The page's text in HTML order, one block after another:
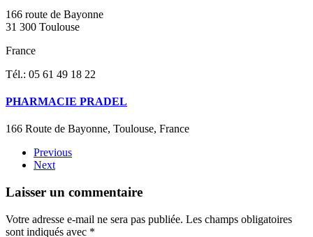
166 route de Bayonne
31 300 Toulouse
France
Tél.: 05 61 49 18 22
PHARMACIE PRADEL
166 Route de Bayonne, Toulouse, France
Previous
Next
Laisser un commentaire
Votre adresse e-mail ne sera pas publiée. Les champs obligatoires
sont indiqués avec *